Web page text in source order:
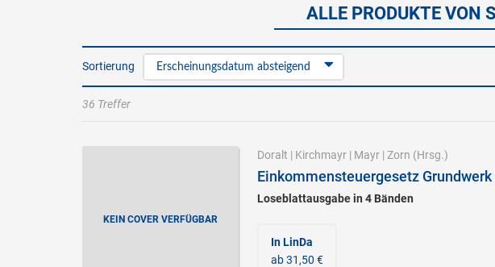
ALLE PRODUKTE VON
Sortierung Erscheinungsdatum absteigend
36 Treffer
KEIN COVER VERFÜGBAR
Doralt | Kirchmayr| Mayr| Zorn (Hrsg.)
Einkommensteuergesetz
Loseblattausgabe in 4 Bänden
In LinDa
ab 31,50 €